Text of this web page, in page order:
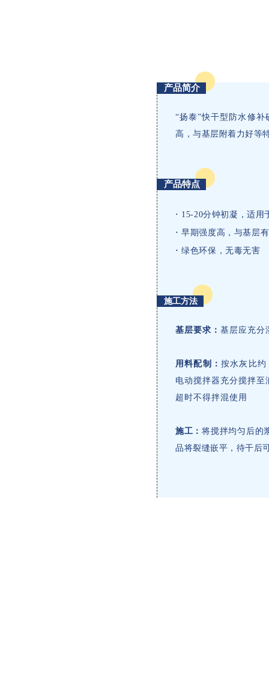
产品简介
“扬泰”快干型防水修
高，与基层附着力好等
产品特点
· 15-20分钟初凝，适
·早期强度高，与基层
·绿色环保，无毒无害
施工方法
基层要求： 基层应充分
用料配制： 按水灰比约
电动搅拌器充分搅拌
超时不得拌混使用
施工：将搅拌均匀后的
品将裂缝嵌平，待干后